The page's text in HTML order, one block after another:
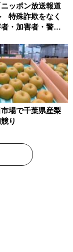
ッポン放送報道
特殊詐欺をなく
・加害者・警視
リュウの実態
場で千葉県産梨
り